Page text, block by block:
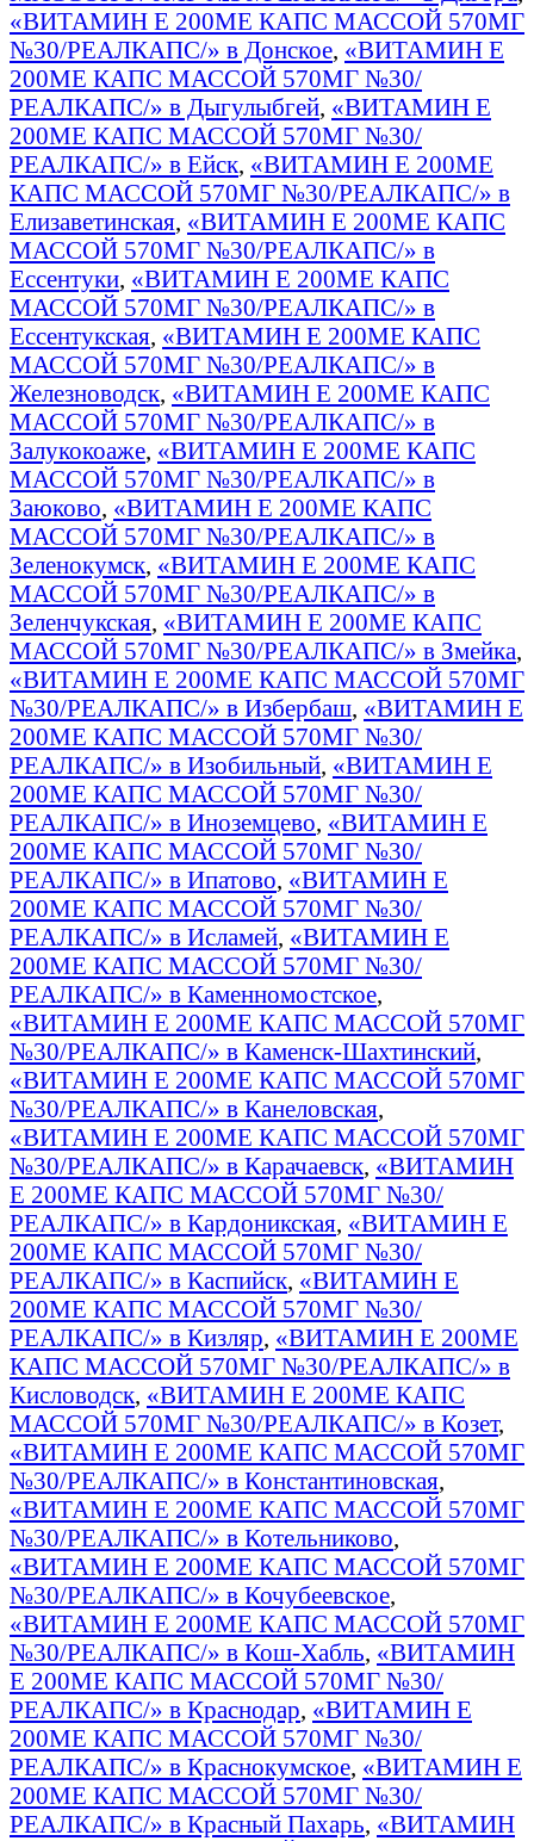
«ВИТАМИН Е 200МЕ КАПС МАССОЙ 570МГ
№30/РЕАЛКАПС/» в Донское, «ВИТАМИН Е
200МЕ КАПС МАССОЙ 570МГ №30/
РЕАЛКАПС/» в Дыгулыбгей, «ВИТАМИН Е
200МЕ КАПС МАССОЙ 570МГ №30/
РЕАЛКАПС/» в Ейск, «ВИТАМИН Е 200МЕ
КАПС МАССОЙ 570МГ №30/РЕАЛКАПС/» в
Елизаветинская, «ВИТАМИН Е 200МЕ КАПС
МАССОЙ 570МГ №30/РЕАЛКАПС/» в
Ессентуки, «ВИТАМИН Е 200МЕ КАПС
МАССОЙ 570МГ №30/РЕАЛКАПС/» в
Ессентукская, «ВИТАМИН Е 200МЕ КАПС
МАССОЙ 570МГ №30/РЕАЛКАПС/» в
Железноводск, «ВИТАМИН Е 200МЕ КАПС
МАССОЙ 570МГ №30/РЕАЛКАПС/» в
Залукокоаже, «ВИТАМИН Е 200МЕ КАПС
МАССОЙ 570МГ №30/РЕАЛКАПС/» в
Заюково, «ВИТАМИН Е 200МЕ КАПС
МАССОЙ 570МГ №30/РЕАЛКАПС/» в
Зеленокумск, «ВИТАМИН Е 200МЕ КАПС
МАССОЙ 570МГ №30/РЕАЛКАПС/» в
Зеленчукская, «ВИТАМИН Е 200МЕ КАПС
МАССОЙ 570МГ №30/РЕАЛКАПС/» в Змейка,
«ВИТАМИН Е 200МЕ КАПС МАССОЙ 570МГ
№30/РЕАЛКАПС/» в Избербаш, «ВИТАМИН Е
200МЕ КАПС МАССОЙ 570МГ №30/
РЕАЛКАПС/» в Изобильный, «ВИТАМИН Е
200МЕ КАПС МАССОЙ 570МГ №30/
РЕАЛКАПС/» в Иноземцево, «ВИТАМИН Е
200МЕ КАПС МАССОЙ 570МГ №30/
РЕАЛКАПС/» в Ипатово, «ВИТАМИН Е
200МЕ КАПС МАССОЙ 570МГ №30/
РЕАЛКАПС/» в Исламей, «ВИТАМИН Е
200МЕ КАПС МАССОЙ 570МГ №30/
РЕАЛКАПС/» в Каменномостское,
«ВИТАМИН Е 200МЕ КАПС МАССОЙ 570МГ
№30/РЕАЛКАПС/» в Каменск-Шахтинский,
«ВИТАМИН Е 200МЕ КАПС МАССОЙ 570МГ
№30/РЕАЛКАПС/» в Канеловская,
«ВИТАМИН Е 200МЕ КАПС МАССОЙ 570МГ
№30/РЕАЛКАПС/» в Карачаевск, «ВИТАМИН
Е 200МЕ КАПС МАССОЙ 570МГ №30/
РЕАЛКАПС/» в Кардоникская, «ВИТАМИН Е
200МЕ КАПС МАССОЙ 570МГ №30/
РЕАЛКАПС/» в Каспийск, «ВИТАМИН Е
200МЕ КАПС МАССОЙ 570МГ №30/
РЕАЛКАПС/» в Кизляр, «ВИТАМИН Е 200МЕ
КАПС МАССОЙ 570МГ №30/РЕАЛКАПС/» в
Кисловодск, «ВИТАМИН Е 200МЕ КАПС
МАССОЙ 570МГ №30/РЕАЛКАПС/» в Козет,
«ВИТАМИН Е 200МЕ КАПС МАССОЙ 570МГ
№30/РЕАЛКАПС/» в Константиновская,
«ВИТАМИН Е 200МЕ КАПС МАССОЙ 570МГ
№30/РЕАЛКАПС/» в Котельниково,
«ВИТАМИН Е 200МЕ КАПС МАССОЙ 570МГ
№30/РЕАЛКАПС/» в Кочубеевское,
«ВИТАМИН Е 200МЕ КАПС МАССОЙ 570МГ
№30/РЕАЛКАПС/» в Кош-Хабль, «ВИТАМИН
Е 200МЕ КАПС МАССОЙ 570МГ №30/
РЕАЛКАПС/» в Краснодар, «ВИТАМИН Е
200МЕ КАПС МАССОЙ 570МГ №30/
РЕАЛКАПС/» в Краснокумское, «ВИТАМИН Е
200МЕ КАПС МАССОЙ 570МГ №30/
РЕАЛКАПС/» в Красный Пахарь, «ВИТАМИН